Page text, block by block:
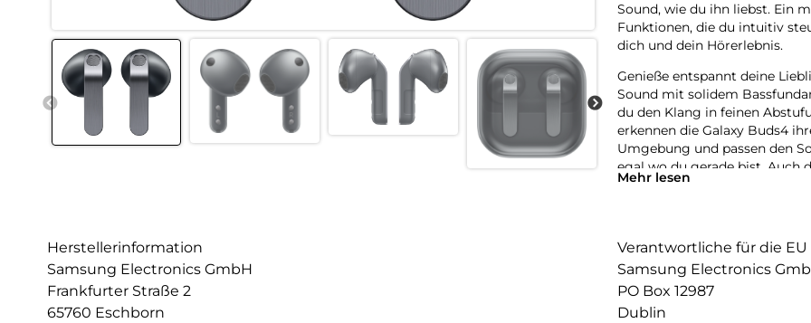
Sound, wie du ihn liebst. Ein
Funktionen, die du intuitiv
dich und dein Hörerlebnis.
Genieße entspannt deine
Sound mit solidem
du den Klang in feinen
erkennen die Galaxy Buds4
Umgebung und passen den
egal wo du gerade bist. Auch
Metallakzenten ist
einfach verstaut und schnell
Du willst AI, aber einfach
Sprachbefehl auf deinem
direkt über deine Ohrhörer.
Mehr lesen
Herstellerinformation
Samsung Electronics GmbH
Frankfurter Straße 2
65760 Eschborn
Verantwortliche für die EU
Samsung Electronics
PO Box 12987
Dublin